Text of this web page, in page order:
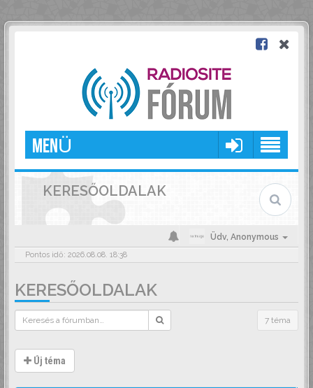
MENÜ
KERESŐOLDALAK
Üdv, Anonymous
Pontos idő: 2026.08.08. 18:38
KERESŐOLDALAK
7 téma
Új téma